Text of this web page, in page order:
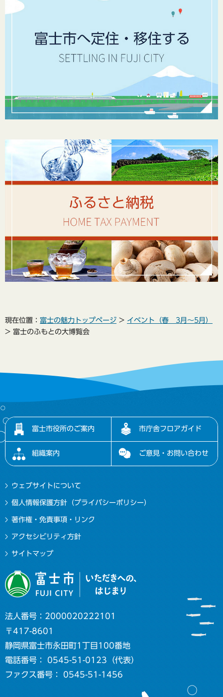
現在位置： 富士の魅力トップページ > イベント（春 3月～5月）
> 富士のふもとの大博覧会
富士市役所のご案内 市庁舎フロアガイド
組織案内 ご意見・お問い合わせ
ウェブサイトについて
個人情報保護方針（プライバシーポリシー）
著作権・免責事項・リンク
アクセシビリティ方針
サイトマップ
法人番号：2000020222101
〒417-8601
静岡県富士市永田町1丁目100番地
電話番号： 0545-51-0123（代表）
ファクス番号： 0545-51-1456